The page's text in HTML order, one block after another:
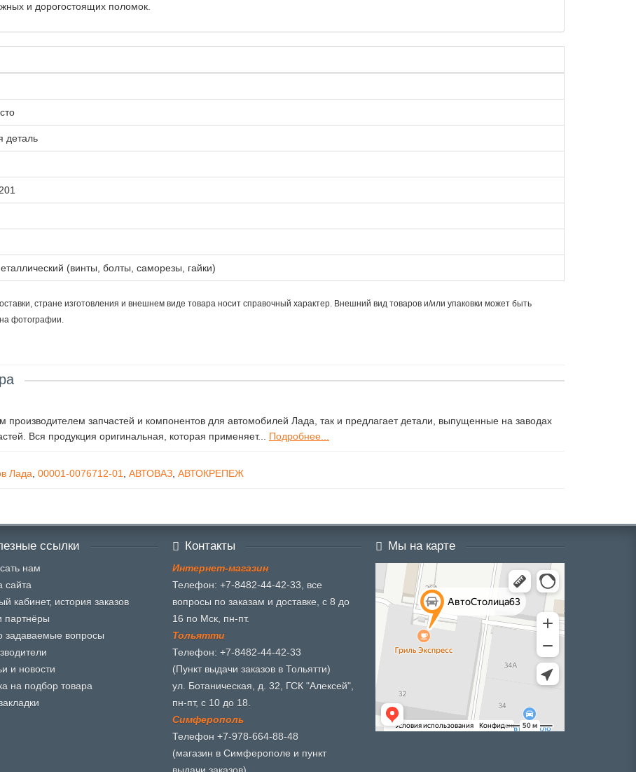
и дорогостоящих поломок.
деталь
(винты, болты, саморезы, гайки)
стране изготовления и внешнем виде товара носит справочный характер. Внешний вид товаров и/или упаковки может быть
фотографии.
запчастей и компонентов для автомобилей Лада, так и предлагает детали, выпущенные на заводах
Вся продукция оригинальная, которая применяет... Подробнее...
Лада, 00001-0076712-01, АВТОВАЗ, АВТОКРЕПЕЖ
ссылки
нам
сайта
кабинет, история заказов
партнёры
задаваемые вопросы
и новости
на подбор товара
Контакты
Интернет-магазин
Телефон: +7-8482-44-42-33, все
вопросы по заказам и доставке, с 8 до
16 по Мск, пн-пт.
Тольятти
Телефон: +7-8482-44-42-33
(Пункт выдачи заказов в Тольятти)
ул. Ботаническая, д. 32, ГСК "Алексей",
пн-пт, с 10 до 18.
Симферополь
Телефон +7-978-664-88-48
(магазин в Симферополе и пункт
Мы на карте